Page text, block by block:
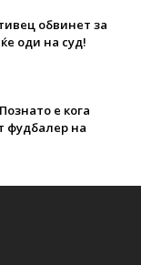
обвинет за
оди на суд!
е кога
фудбалер на